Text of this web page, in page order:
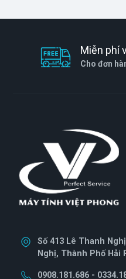
Miễn phí
Cho đơn
Số 413 Lê Thanh
Nghị, Thành Phố Hải
0908.181.686 -